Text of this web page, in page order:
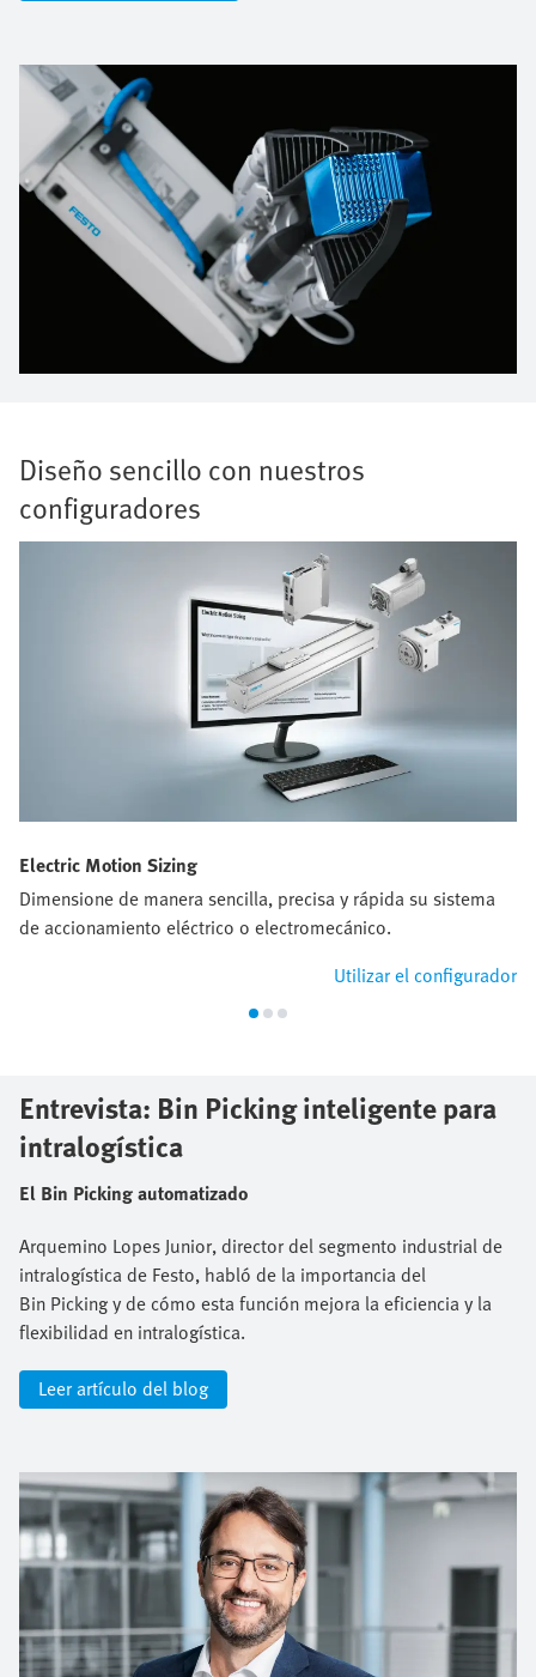
Diseño sencillo con nuestros
configuradores
Electric Motion Sizing
Dimensione de manera sencilla, precisa y rápida su sistema
de accionamiento eléctrico o electromecánico.
Utilizar el configurador
Entrevista: Bin Picking inteligente para
intralogística
El Bin Picking automatizado
Arquemino Lopes Junior, director del segmento industrial de
intralogística de Festo, habló de la importancia del
Bin Picking y de cómo esta función mejora la eficiencia y la
flexibilidad en intralogística.
Leer artículo del blog